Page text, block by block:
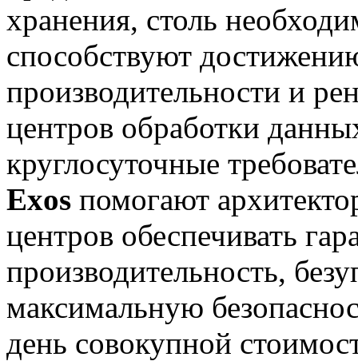
хранения, столь
способствуют
производительности и
центров обработки
круглосуточные
Exos помогают
центров обеспечивать
производительность,
максимальную
день совокупной